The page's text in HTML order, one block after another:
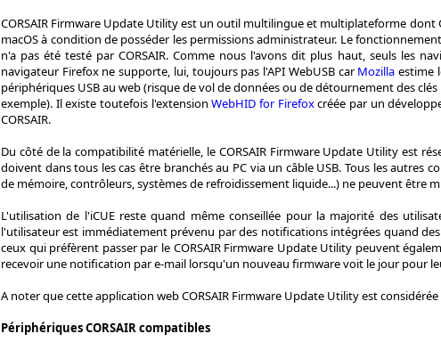
CORSAIR Firmware Update Utility est un outil multilingue et multiplateforme dont
macOS à condition de posséder les permissions administrateur. Le
n'a pas été testé par CORSAIR. Comme nous l'avons dit plus haut, seuls les
navigateur Firefox ne supporte, lui, toujours pas l'API WebUSB carMozilla estime
périphériques USB au web (risque de vol de données ou de détournement des
exemple). Il existe toutefois l'extensionWebHID for Firefoxcréée par un
CORSAIR.
Du côté de la compatibilité matérielle, le CORSAIR Firmware Update Utility est
doivent dans tous les cas être branchés au PC via un câble USB. Tous les autres
de mémoire, contrôleurs, systèmes de refroidissement liquide...) ne peuvent être
L'utilisation de l'iCUE reste quand même conseillée pour la majorité des
l'utilisateur est immédiatement prévenu par des notifications intégrées quand
ceux qui préfèrent passer par le CORSAIR Firmware Update Utility peuvent
recevoir une notification par e-mail lorsqu'un nouveau firmware voit le jour pour
A noter que cette application web CORSAIR Firmware Update Utility est
Périphériques CORSAIR compatibles